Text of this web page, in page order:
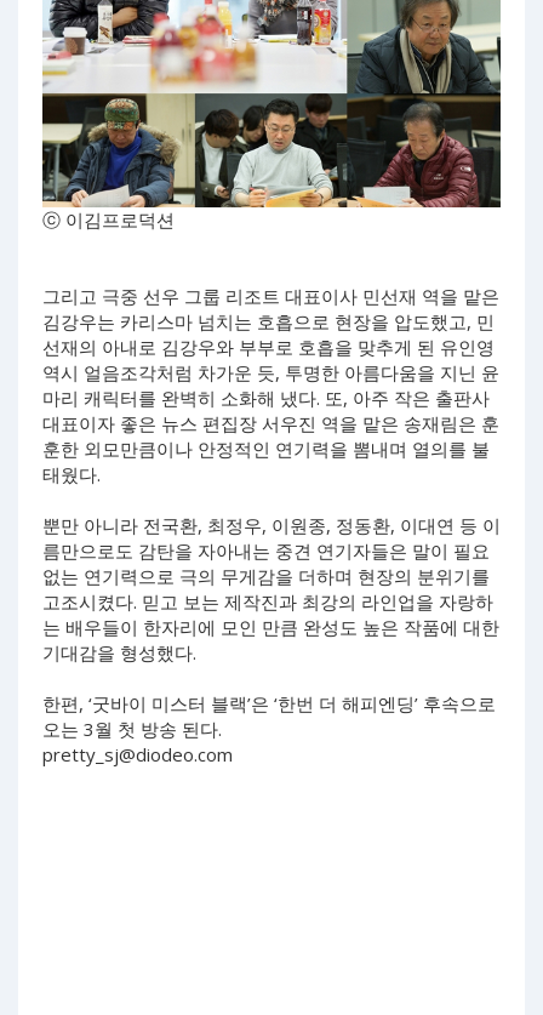
ⓒ 이김프로덕션
그리고 극중 선우 그룹 리조트 대표이사 민선재 역을 맡은
김강우는 카리스마 넘치는 호흡으로 현장을 압도했고, 민
선재의 아내로 김강우와 부부로 호흡을 맞추게 된 유인영
역시 얼음조각처럼 차가운 듯, 투명한 아름다움을 지닌 윤
마리 캐릭터를 완벽히 소화해 냈다. 또, 아주 작은 출판사
대표이자 좋은 뉴스 편집장 서우진 역을 맡은 송재림은 훈
훈한 외모만큼이나 안정적인 연기력을 뽐내며 열의를 불
태웠다.
뿐만 아니라 전국환, 최정우, 이원종, 정동환, 이대연 등 이
름만으로도 감탄을 자아내는 중견 연기자들은 말이 필요
없는 연기력으로 극의 무게감을 더하며 현장의 분위기를
고조시켰다. 믿고 보는 제작진과 최강의 라인업을 자랑하
는 배우들이 한자리에 모인 만큼 완성도 높은 작품에 대한
기대감을 형성했다.
한편, ‘굿바이 미스터 블랙’은 ‘한번 더 해피엔딩’ 후속으로
오는 3월 첫 방송 된다.
pretty_sj@diodeo.com